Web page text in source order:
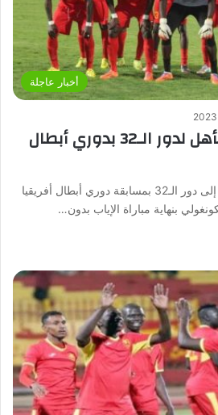
أخبار عاجلة
المريخ السوداني يتأهل لدور الـ32 بدوري أبطال
تأهل فريق المريخ السوداني إلى دور الـ32 بمسابقة دوري أبطال أفريقيا
بنهاية مباراة الإياب بدون…